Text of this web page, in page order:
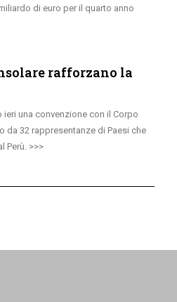
di euro per il quarto anno
rafforzano la
una convenzione con il Corpo
da 32 rappresentanze di Paesi che
Perù.